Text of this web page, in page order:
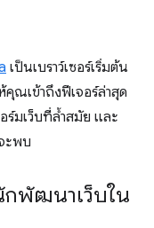
เป็นเบราว์เซอร์เริ่มต้น
คุณเข้าถึงฟีเจอร์ล่าสุด
มเว็บที่ล้ำสมัย และ
ะพบ
พัฒนาเว็บใน